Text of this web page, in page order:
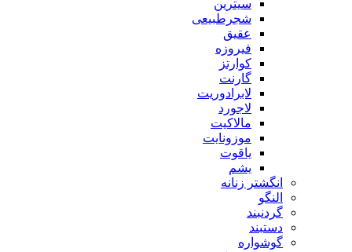
سیترین
شجرطبیعی
عقیق
فیروزه
کوارتز
گارنت
لابرادوریت
لاجورد
مالاکیت
موزونایت
یاقوت
یشم
انگشتر زنانه
النگو
گردنبند
دستبند
گوشواره